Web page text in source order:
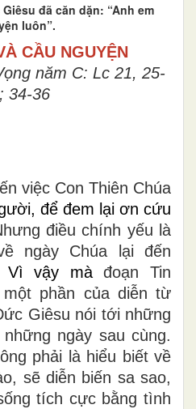
đã căn dặn: “Anh em
luôn”.
CẦU NGUYỆN
năm C: Lc 21, 25-
34-36
việc Con Thiên Chúa
để đem lại ơn cứu
điều chính yếu là
ngày Chúa lại đến
Vì vậy màđoạn Tin
phần của diễn từ
Giêsu nói tới những
ngày sau cùng.
phải là hiểu biết về
sẽ diễn biến sa sao,
tích cực bằng tình